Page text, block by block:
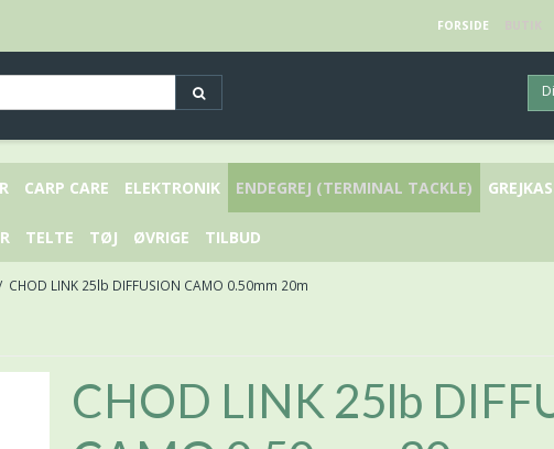
FORSIDE
CARP CARE ELEKTRONIK ENDEGREJ (TERMINAL TACKLE)
TELTE TØJ ØVRIGE TILBUD
CHOD LINK 25lb DIFFUSION CAMO 0.50mm 20m
CHOD LINK 25lb